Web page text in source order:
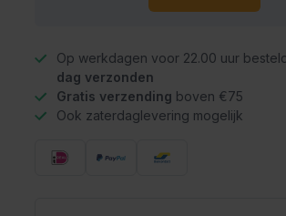
Op werkdagen voor 22.00 uur
dag verzonden
Gratis verzending boven €75
Ook zaterdaglevering mogelijk